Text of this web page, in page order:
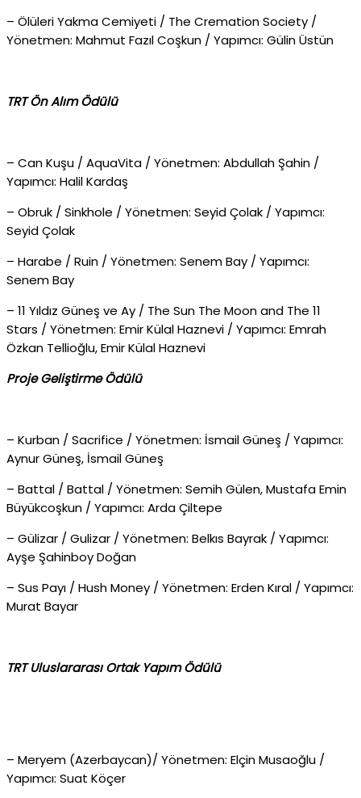
– Ölüleri Yakma Cemiyeti / The Cremation Society /
Yönetmen: Mahmut Fazıl Coşkun / Yapımcı: Gülin Üstün
TRT Ön Alım Ödülü
– Can Kuşu / AquaVita / Yönetmen: Abdullah Şahin /
Yapımcı: Halil Kardaş
– Obruk / Sinkhole / Yönetmen: Seyid Çolak / Yapımcı:
Seyid Çolak
– Harabe / Ruin / Yönetmen: Senem Bay / Yapımcı:
Senem Bay
– 11 Yıldız Güneş ve Ay / The Sun The Moon and The 11
Stars / Yönetmen: Emir Külal Haznevi / Yapımcı: Emrah
Özkan Tellioğlu, Emir Külal Haznevi
Proje Geliştirme Ödülü
– Kurban / Sacrifice / Yönetmen: İsmail Güneş / Yapımcı:
Aynur Güneş, İsmail Güneş
– Battal / Battal / Yönetmen: Semih Gülen, Mustafa Emin
Büyükcoşkun / Yapımcı: Arda Çiltepe
– Gülizar / Gulizar / Yönetmen: Belkıs Bayrak / Yapımcı:
Ayşe Şahinboy Doğan
– Sus Payı / Hush Money / Yönetmen: Erden Kıral / Yapımcı:
Murat Bayar
TRT Uluslararası Ortak Yapım Ödülü
– Meryem (Azerbaycan)/ Yönetmen: Elçin Musaoğlu /
Yapımcı: Suat Köçer